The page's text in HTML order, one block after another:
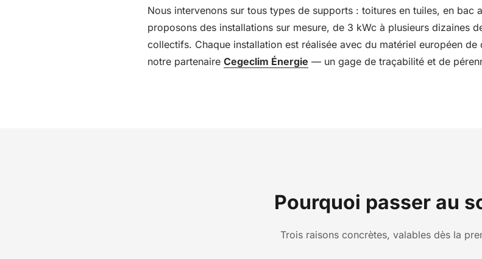
Nous intervenons sur tous types de supports : toitures en tuiles, en bac
proposons des installations sur mesure, de 3 kWc à plusieurs dizaines
collectifs. Chaque installation est réalisée avec du matériel européen
notre partenaire Cegeclim Énergie — un gage de traçabilité et de
Pourquoi passer au
Trois raisons concrètes, valables dès la